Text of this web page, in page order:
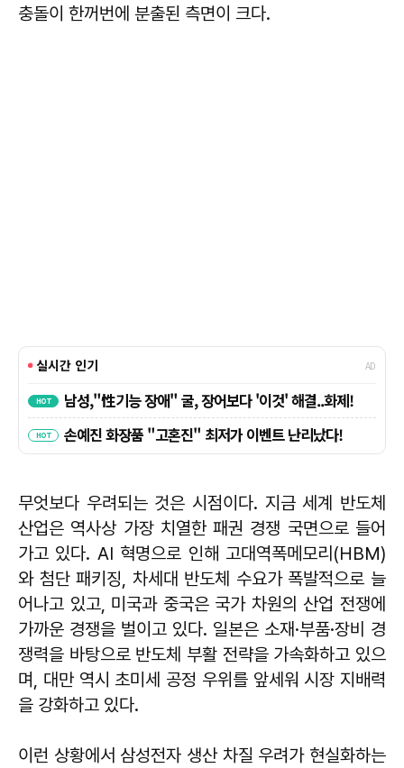
충돌이 한꺼번에 분출된 측면이 크다.
무엇보다 우려되는 것은 시점이다. 지금 세계 반도체
산업은 역사상 가장 치열한 패권 경쟁 국면으로 들어
가고 있다. AI 혁명으로 인해 고대역폭메모리(HBM)
와 첨단 패키징, 차세대 반도체 수요가 폭발적으로 늘
어나고 있고, 미국과 중국은 국가 차원의 산업 전쟁에
가까운 경쟁을 벌이고 있다. 일본은 소재·부품·장비 경
쟁력을 바탕으로 반도체 부활 전략을 가속화하고 있으
며, 대만 역시 초미세 공정 우위를 앞세워 시장 지배력
을 강화하고 있다.
이런 상황에서 삼성전자 생산 차질 우려가 현실화하는